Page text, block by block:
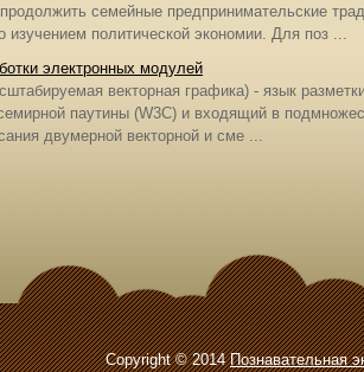
семейные предпринимательские
изучением политической экономии. Для поз ...
электронных модулей
векторная графика) - язык
паутины (W3C) и входящий в
двумерной векторной и сме ...
Copyright © 2014Познавательная